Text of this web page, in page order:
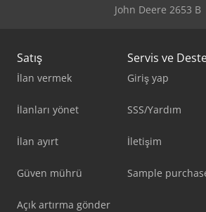
John Deere 2653 B
Satış
İlan vermek
İlanları yönet
İlan ayırt
Güven mührü
Açık artırma gönder
Servis ve
Giriş yap
SSS/Yardım
İletişim
Sample